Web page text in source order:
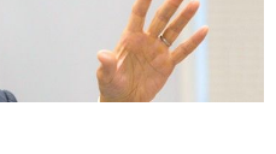
繁體字
Español